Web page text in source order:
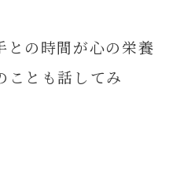
の時間が心の栄養
ことも話してみ